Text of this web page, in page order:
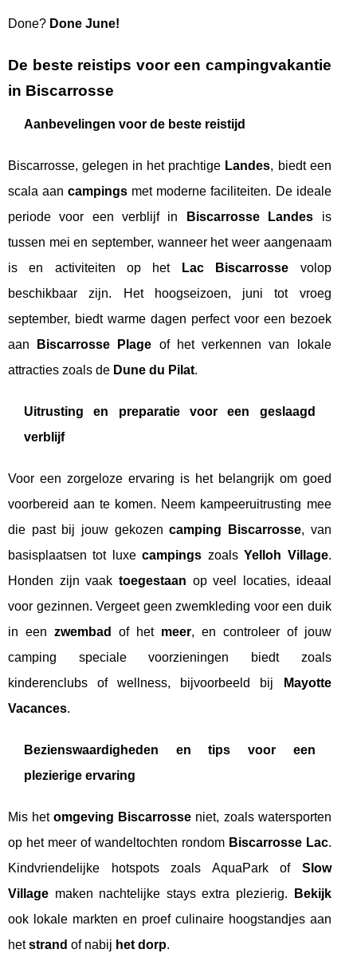
Done? Done June!
De beste reistips voor een campingvakantie
in Biscarrosse
Aanbevelingen voor de beste reistijd
Biscarrosse, gelegen in het prachtige Landes, biedt een
scala aancampings met moderne faciliteiten. De ideale
periode voor een verblijf in
Biscarrosse Landes is
tussen mei en september, wanneer het weer aangenaam
is en activiteiten op het
Lac Biscarrosse volop
beschikbaar zijn. Het hoogseizoen, juni tot vroeg
september, biedt warme dagen perfect voor een bezoek
aan
Biscarrosse Plage of het verkennen van lokale
attracties zoals de Dune du Pilat.
Uitrusting en preparatie voor een geslaagd
verblijf
Voor een zorgeloze ervaring is het belangrijk om goed
voorbereid aan te komen. Neem kampeeruitrusting mee
die past bij jouw gekozencamping Biscarrosse, van
basisplaatsen tot luxecampings zoals Yelloh Village.
Honden zijn vaak toegestaan op veel locaties, ideaal
voor gezinnen. Vergeet geen zwemkleding voor een duik
in een zwembad of het meer, en controleer of jouw
camping speciale voorzieningen biedt zoals
kinderenclubs of wellness, bijvoorbeeld bij
Mayotte
Vacances.
Bezienswaardigheden en tips voor een
plezierige ervaring
Mis hetomgeving Biscarrosse niet, zoals watersporten
op het meer of wandeltochten rondom Biscarrosse Lac.
Kindvriendelijke hotspots zoals AquaPark of Slow
Village maken nachtelijke stays extra plezierig.
Bekijk
ook lokale markten en proef culinaire hoogstandjes aan
hetstrand of nabij het dorp.